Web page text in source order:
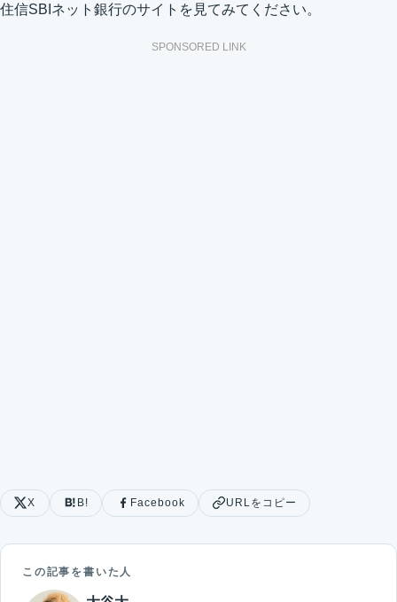
住信SBIネット銀行のサイトを見てみてください。
SPONSORED LINK
X B! Facebook URLをコピー
この記事を書いた人